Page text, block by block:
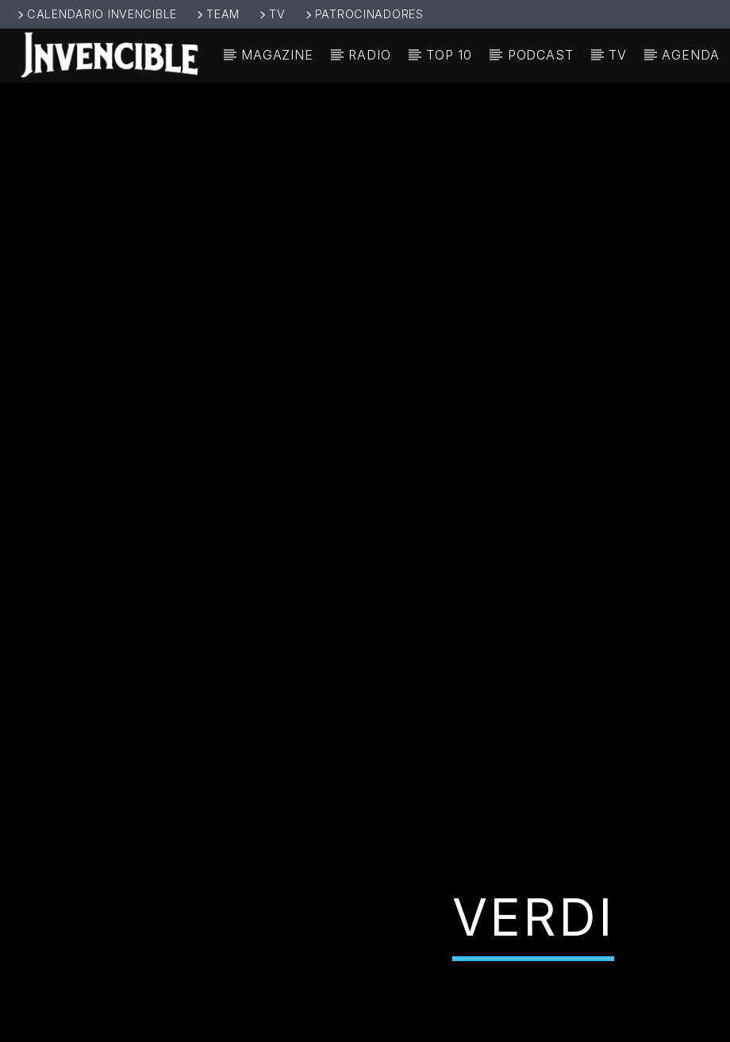
CALENDARIO INVENCIBLE TEAM TV PATROCINADORES
MAGAZINE RADIO TOP 10 PODCAST TV AGENDA
VERDI